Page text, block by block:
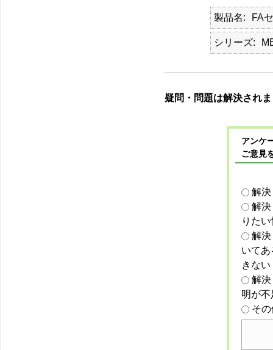
製品名 FA
シリーズ
疑問・問題は解決され
アンケ
ご意見
解
解
りた
解
いて
きない
解
明が
そ